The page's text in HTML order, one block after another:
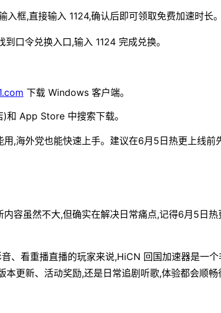
框,直接输入 1124,确认后即可领取免费加速时长。
口令兑换入口,输入 1124 完成兑换。
下载 Windows 客户端。
App Store 中搜索下载。
,海外党也能快速上手。建议在6月5日热更上线
容虽然不大,但确实在解决日常痛点,记得6月5日
、看重播直播的玩家来说,HiCN 回国加速器是一
更新、活动奖励,还是日常追剧听歌,体验都会顺畅